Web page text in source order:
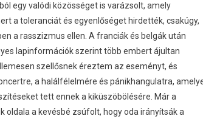
egy valódi közösséget is varázsolt, amely
a toleranciát és egyenlőséget hirdették, csakúgy,
a rasszizmus ellen. A franciák és belgák után
lapinformációk szerint több embert ájultan
szellősnek éreztem az eseményt, és
a halálfélelmére és pánikhangulatra,
tett ennek a kiküszöbölésére. Már a
oldala a kevésbé zsúfolt, hogy oda irányítsák a